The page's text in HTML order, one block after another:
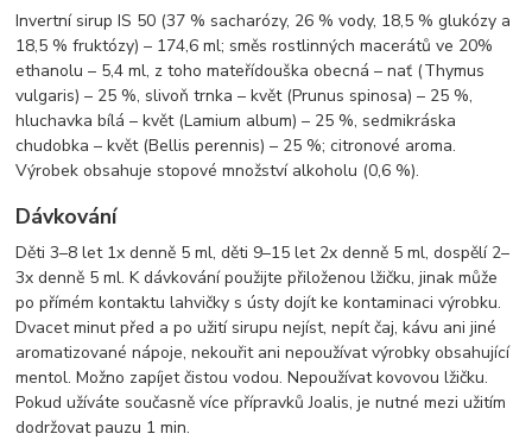
Invertní sirup IS 50 (37 % sacharózy, 26 % vody, 18,5 % glukózy a
18,5 % fruktózy) – 174,6 ml; směs rostlinných macerátů ve 20%
ethanolu – 5,4 ml, z toho mateřídouška obecná – nať (Thymus
vulgaris) – 25 %, slivoň trnka – květ (Prunus spinosa) – 25 %,
hluchavka bílá – květ (Lamium album) – 25 %, sedmikráska
chudobka – květ (Bellis perennis) – 25 %; citronové aroma.
Výrobek obsahuje stopové množství alkoholu (0,6 %).
Dávkování
Děti 3–8 let 1x denně 5 ml, děti 9–15 let 2x denně 5 ml, dospělí 2–
3x denně 5 ml. K dávkování použijte přiloženou lžičku, jinak může
po přímém kontaktu lahvičky s ústy dojít ke kontaminaci výrobku.
Dvacet minut před a po užití sirupu nejíst, nepít čaj, kávu ani jiné
aromatizované nápoje, nekouřit ani nepoužívat výrobky obsahující
mentol. Možno zapíjet čistou vodou. Nepoužívat kovovou lžičku.
Pokud užíváte současně více přípravků Joalis, je nutné mezi užitím
dodržovat pauzu 1 min.